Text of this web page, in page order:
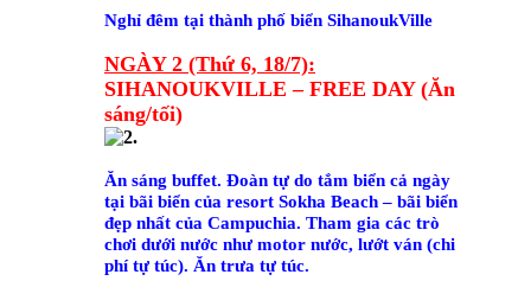
Nghỉ đêm tại thành phố biển SihanoukVille
NGÀY 2 (Thứ 6, 18/7):
SIHANOUKVILLE – FREE DAY (Ăn
sáng/tối)
Ăn sáng buffet. Đoàn tự do tắm biển cả ngày
tại bãi biển của resort Sokha Beach – bãi biển
đẹp nhất của Campuchia. Tham gia các trò
chơi dưới nước như motor nước, lướt ván (chi
phí tự túc). Ăn trưa tự túc.